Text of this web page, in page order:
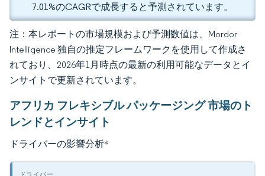
7.01%のCAGRで成長すると予測されています。
注：本レポートの市場規模および予測数値は、Mordor
Intelligence 独自の推定フレームワークを使用して作成さ
れており、2026年1月時点の最新の利用可能なデータとイ
ンサイトで更新されています。
アフリカ フレキシブル パッケージング 市場のト
レンドとインサイト
ドライバーの影響分析*